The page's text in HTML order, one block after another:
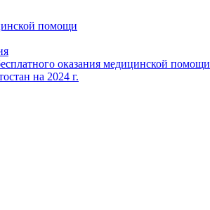
помощи
оказания медицинской помощи
на 2024 г.